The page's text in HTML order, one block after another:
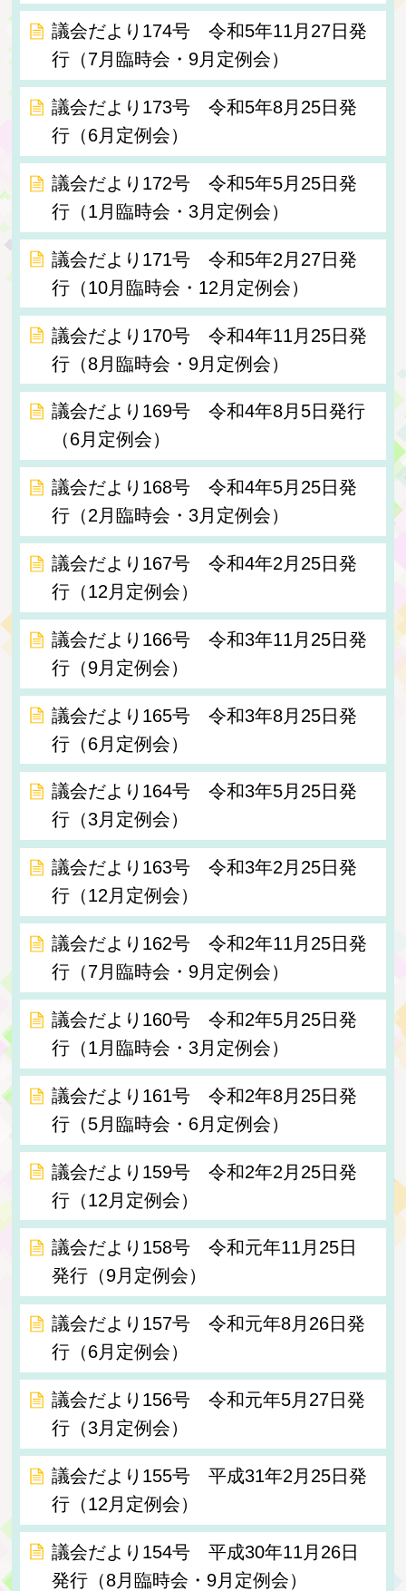
議会だより174号 令和5年11月27日発
行（7月臨時会・9月定例会）
議会だより173号 令和5年8月25日発
行（6月定例会）
議会だより172号 令和5年5月25日発
行（1月臨時会・3月定例会）
議会だより171号 令和5年2月27日発
行（10月臨時会・12月定例会）
議会だより170号 令和4年11月25日発
行（8月臨時会・9月定例会）
議会だより169号 令和4年8月5日発行
（6月定例会）
議会だより168号 令和4年5月25日発
行（2月臨時会・3月定例会）
議会だより167号 令和4年2月25日発
行（12月定例会）
議会だより166号 令和3年11月25日発
行（9月定例会）
議会だより165号 令和3年8月25日発
行（6月定例会）
議会だより164号 令和3年5月25日発
行（3月定例会）
議会だより163号 令和3年2月25日発
行（12月定例会）
議会だより162号 令和2年11月25日発
行（7月臨時会・9月定例会）
議会だより160号 令和2年5月25日発
行（1月臨時会・3月定例会）
議会だより161号 令和2年8月25日発
行（5月臨時会・6月定例会）
議会だより159号 令和2年2月25日発
行（12月定例会）
議会だより158号 令和元年11月25日
発行（9月定例会）
議会だより157号 令和元年8月26日発
行（6月定例会）
議会だより156号 令和元年5月27日発
行（3月定例会）
議会だより155号 平成31年2月25日発
行（12月定例会）
議会だより154号 平成30年11月26日
発行（8月臨時会・9月定例会）